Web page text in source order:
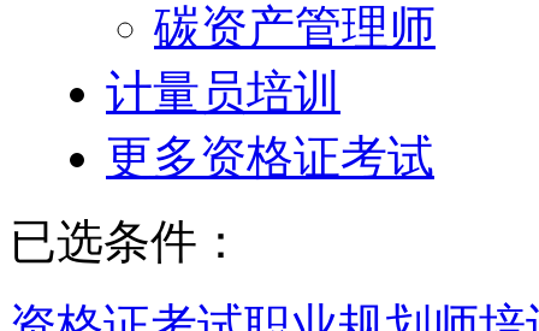
碳资产管理师
计量员培训
更多资格证考试
已选条件：